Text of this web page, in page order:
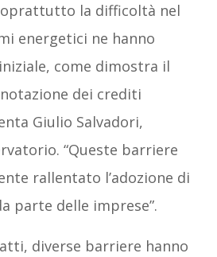
la difficoltà nel
energetici ne hanno
come dimostra il
dei crediti
Giulio Salvadori,
“Queste barriere
rallentato l’adozione di
parte delle imprese”.
diverse barriere hanno